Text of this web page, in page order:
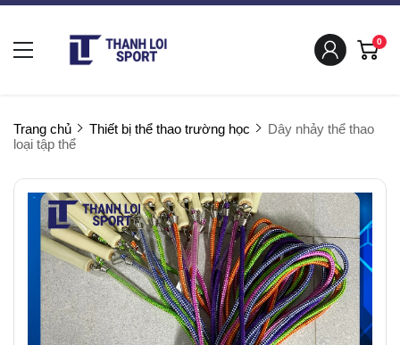
0
Trang chủ Thiết bị thể thao trường học
Dây nhảy thể thao
loại tập thể